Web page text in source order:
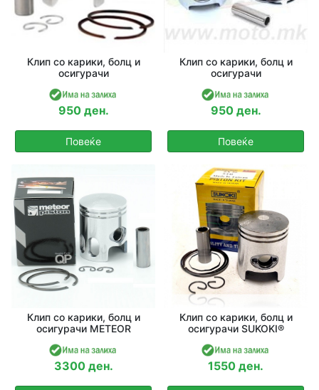
Клип со карики, болц и
осигурачи
950 ден.
Повеќе
Клип со карики, болц и
осигурачи
950 ден.
Повеќе
Клип со карики, болц и
осигурачи METEOR
3300 ден.
Клип со карики, болц и
осигурачи SUKOKI®
1550 ден.